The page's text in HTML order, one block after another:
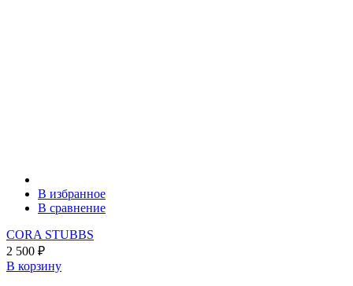
В избранное
В сравнение
CORA STUBBS
2 500 ₽
В корзину